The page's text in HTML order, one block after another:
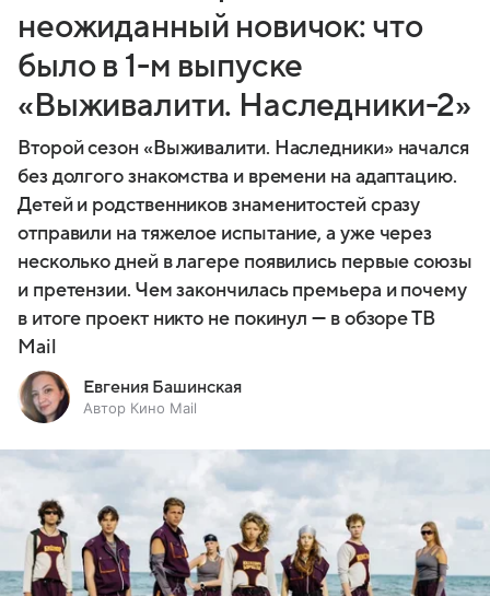
неожиданный новичок: что
было в 1-м выпуске
«Выживалити. Наследники-2»
Второй сезон «Выживалити. Наследники» начался
без долгого знакомства и времени на адаптацию.
Детей и родственников знаменитостей сразу
отправили на тяжелое испытание, а уже через
несколько дней в лагере появились первые союзы
и претензии. Чем закончилась премьера и почему
в итоге проект никто не покинул — в обзоре ТВ
Mail
Евгения Башинская
Автор Кино Mail